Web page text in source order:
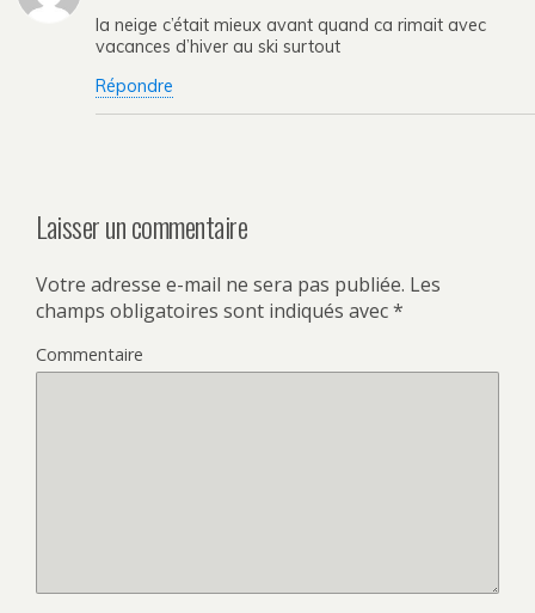
la neige c’était mieux avant quand ca rimait avec
vacances d’hiver au ski surtout
Répondre
Laisser un commentaire
Votre adresse e-mail ne sera pas publiée. Les
champs obligatoires sont indiqués avec*
Commentaire